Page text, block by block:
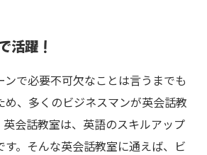
活躍！
ンで必要不可欠なことは言うまでも
め、多くのビジネスマンが英会話教
英会話教室は、英語のスキルアップ
す。そんな英会話教室に通えば、ビ